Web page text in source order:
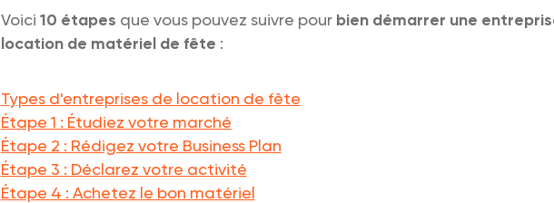
Voici 10 étapes que vous pouvez suivre pour bien démarrer une
location de matériel de fête :
Types d'entreprises de location de fête
Étape 1 : Étudiez votre marché
Étape 2 : Rédigez votre Business Plan
Étape 3 : Déclarez votre activité
Étape 4 : Achetez le bon matériel